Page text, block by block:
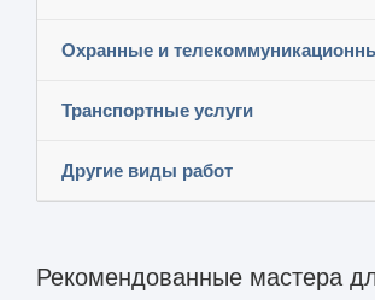
Охранные и
Транспортные услуги
Другие виды работ
Рекомендованные мастера